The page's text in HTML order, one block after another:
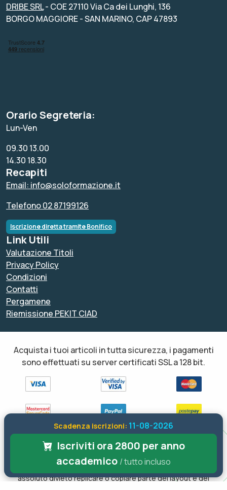
Scadenza iscrizioni: 11-08-2026
Iscriviti ora 2800 per anno
accademico / tutto incluso
DRIBE SRL- COE 27110 Via Ca dei Lunghi, 136
BORGO MAGGIORE - SAN MARINO, CAP 47893
Orario Segreteria:
Lun-Ven
09.30 13.00
14.30 18.30
Recapiti
Email: info@soloformazione.it
Telefono 02 87199126
Iscrizione diretta tramite Bonifico
Link Utili
Valutazione Titoli
Privacy Policy
Condizioni
Contatti
Pergamene
Riemissione PEKIT CIAD
Acquista i tuoi articoli in tutta sicurezza, i pagamenti
sono effettuati su server certificati SSL a 128 bit.
Tutti i diritti sono riservati ed è vietata anche la riproduzione
parziale. Il layout e le schede informative, sia web che inviate via
email sono di proprietà di soloformazione.it pertanto è fatto
assoluto divieto replicare o copiare parte del layout e dei